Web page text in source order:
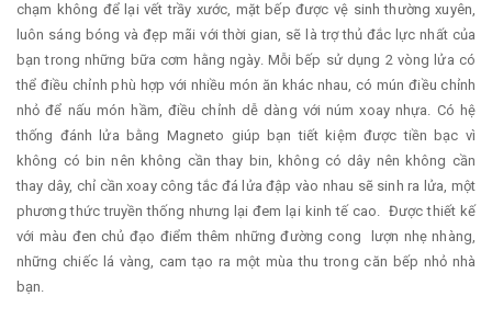
chạm không để lại vết trầy xước, mặt bếp được vệ sinh thường xuyên,
luôn sáng bóng và đẹp mãi với thời gian, sẽ là trợ thủ đắc lực nhất của
bạn trong những bữa cơm hằng ngày. Mỗi bếp sử dụng 2 vòng lửa có
thể điều chỉnh phù hợp với nhiều món ăn khác nhau, có mún điều chỉnh
nhỏ để nấu món hầm, điều chỉnh dễ dàng với núm xoay nhựa. Có hệ
thống đánh lửa bằng Magneto giúp bạn tiết kiệm được tiền bạc vì
không có bin nên không cần thay bin, không có dây nên không cần
thay dây, chỉ cần xoay công tắc đá lửa đập vào nhau sẽ sinh ra lửa, một
phương thức truyền thống nhưng lại đem lại kinh tế cao. Được thiết kế
với màu đen chủ đạo điểm thêm những đường cong lượn nhẹ nhàng,
những chiếc lá vàng, cam tạo ra một mùa thu trong căn bếp nhỏ nhà
bạn.